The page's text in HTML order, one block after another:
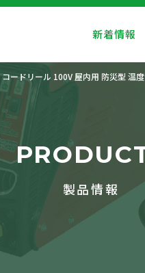
新着情報
コードリール 100V 屋内用 防災型 温
製品情報